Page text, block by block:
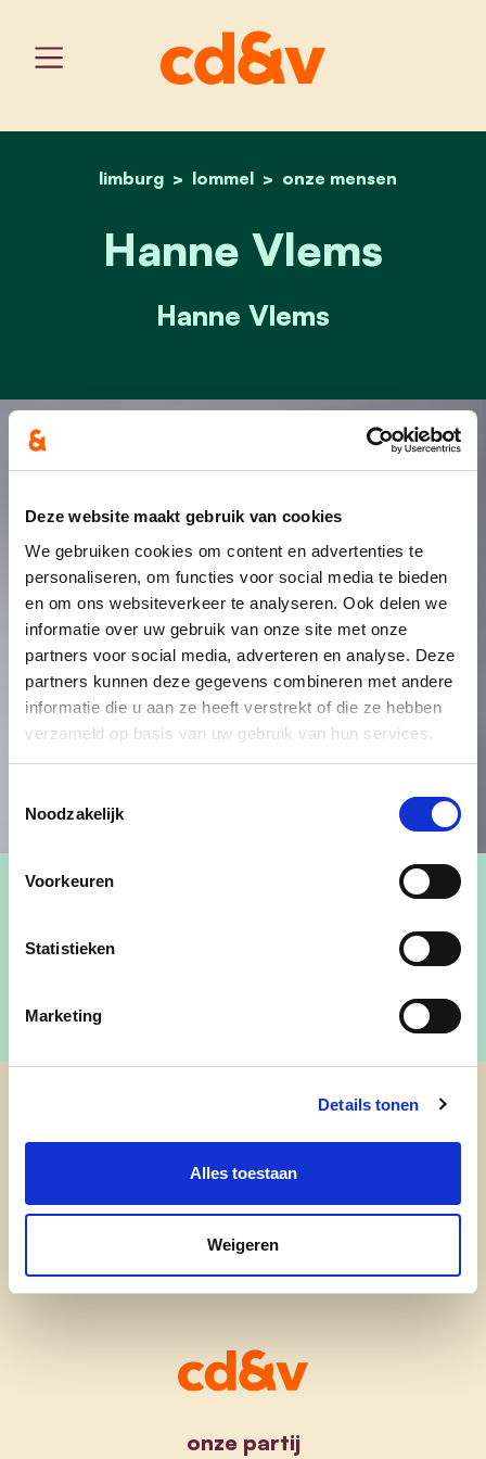
Deze website maakt gebruik van cookies
We gebruiken cookies om content en advertenties te
personaliseren, om functies voor social media te bieden
en om ons websiteverkeer te analyseren. Ook delen we
informatie over uw gebruik van onze site met onze
partners voor social media, adverteren en analyse. Deze
partners kunnen deze gegevens combineren met andere
informatie die u aan ze heeft verstrekt of die ze hebben
verzameld op basis van uw gebruik van hun services.
Noodzakelijk
Voorkeuren
Statistieken
Marketing
Details tonen
Alles toestaan
Weigeren
home
limburg lommel onze mensen
hanne vlems
Hanne Vlems
Hanne Vlems
onze partij